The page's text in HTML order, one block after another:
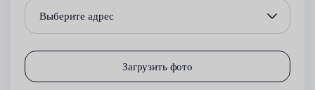
Выберите адрес
Загрузить фото